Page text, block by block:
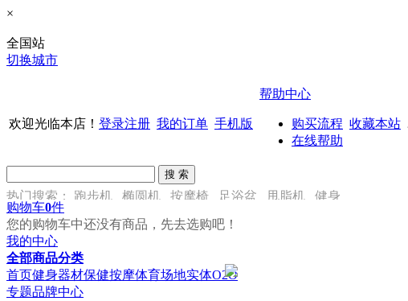
×
全国站
切换城市
欢迎光临本店！ 登录注册 我的订单 手机版
帮助中心
购买流程
在线帮助
收藏本站
热门搜索： 跑步机 椭圆机 按摩椅 足浴盆 甩脂机
健身
车
购物车0件
您的购物车中还没有商品，先去选购吧！
我的中心
全部商品分类
首页健身器材保健按摩体育场地实体O2O
专题品牌中心